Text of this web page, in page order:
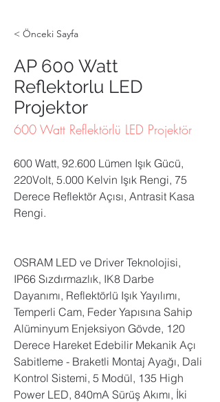
< Önceki Sayfa
AP 600 Watt
Reflektorlu LED
Projektor
600 Watt Reflektörlü LED Projektör
600 Watt, 92.600 Lümen Işık Gücü,
220Volt, 5.000 Kelvin Işık Rengi, 75
Derece Reflektör Açısı, Antrasit Kasa
Rengi.
OSRAM LED ve Driver Teknolojisi,
IP66 Sızdırmazlık, IK8 Darbe
Dayanımı, Reflektörlü Işık Yayılımı,
Temperli Cam, Feder Yapısına Sahip
Alüminyum Enjeksiyon Gövde, 120
Derece Hareket Edebilir Mekanik Açı
Sabitleme - Braketli Montaj Ayağı, Dali
Kontrol Sistemi, 5 Modül, 135 High
Power LED, 840mA Sürüş Akımı, İki